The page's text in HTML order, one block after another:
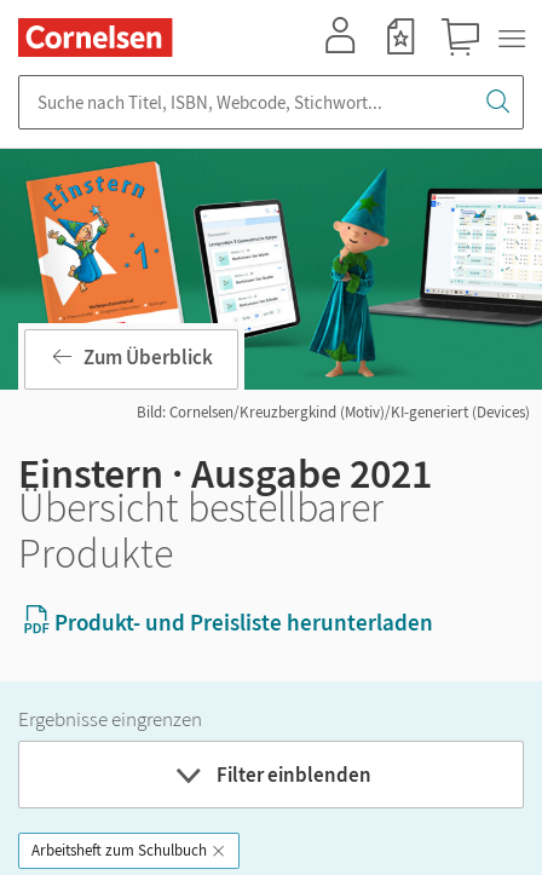
Bild: Cornelsen/Kreuzbergkind (Motiv)/KI-generiert (Devices)
Zum Überblick
Einstern · Ausgabe 2021
Übersicht bestellbarer
Produkte
Produkt- und Preisliste herunterladen
Ergebnisse eingrenzen
Filter einblenden
Band
Arbeitsheft zum Schulbuch